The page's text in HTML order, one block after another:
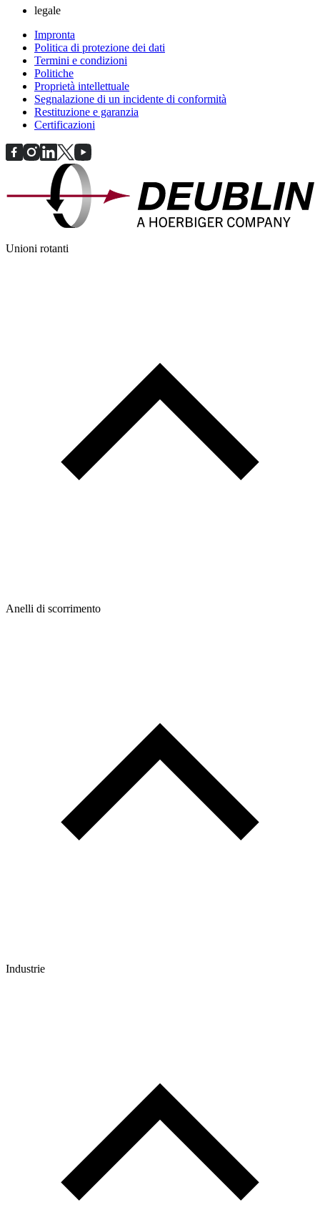
legale
Impronta
Politica di protezione dei dati
Termini e condizioni
Politiche
Proprietà intellettuale
Segnalazione di un incidente di conformità
Restituzione e garanzia
Certificazioni
Unioni rotanti
Anelli di scorrimento
Industrie